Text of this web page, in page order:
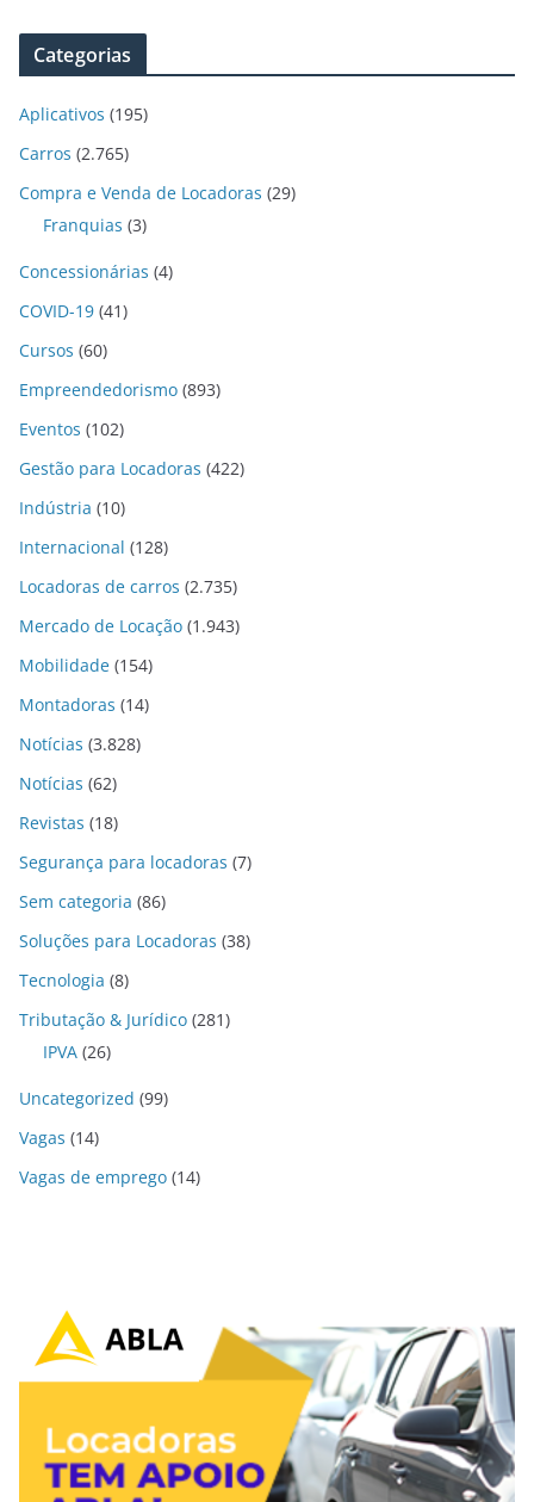
Categorias
Aplicativos (195)
Carros (2.765)
Compra e Venda de Locadoras (29)
Franquias (3)
Concessionárias (4)
COVID-19 (41)
Cursos (60)
Empreendedorismo (893)
Eventos (102)
Gestão para Locadoras (422)
Indústria (10)
Internacional (128)
Locadoras de carros (2.735)
Mercado de Locação (1.943)
Mobilidade (154)
Montadoras (14)
Notícias (3.828)
Notícias (62)
Revistas (18)
Segurança para locadoras (7)
Sem categoria (86)
Soluções para Locadoras (38)
Tecnologia (8)
Tributação & Jurídico (281)
IPVA (26)
Uncategorized (99)
Vagas (14)
Vagas de emprego (14)